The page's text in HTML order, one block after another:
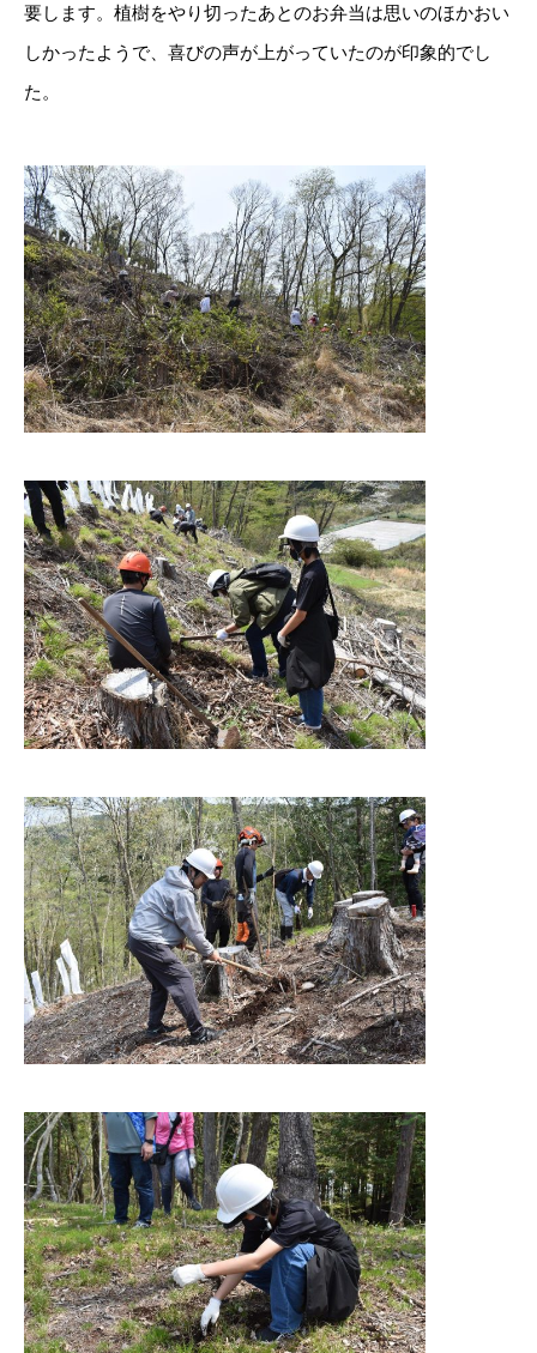
要します。植樹をやり切ったあとのお弁当は思いのほかおい
しかったようで、喜びの声が上がっていたのが印象的でし
た。